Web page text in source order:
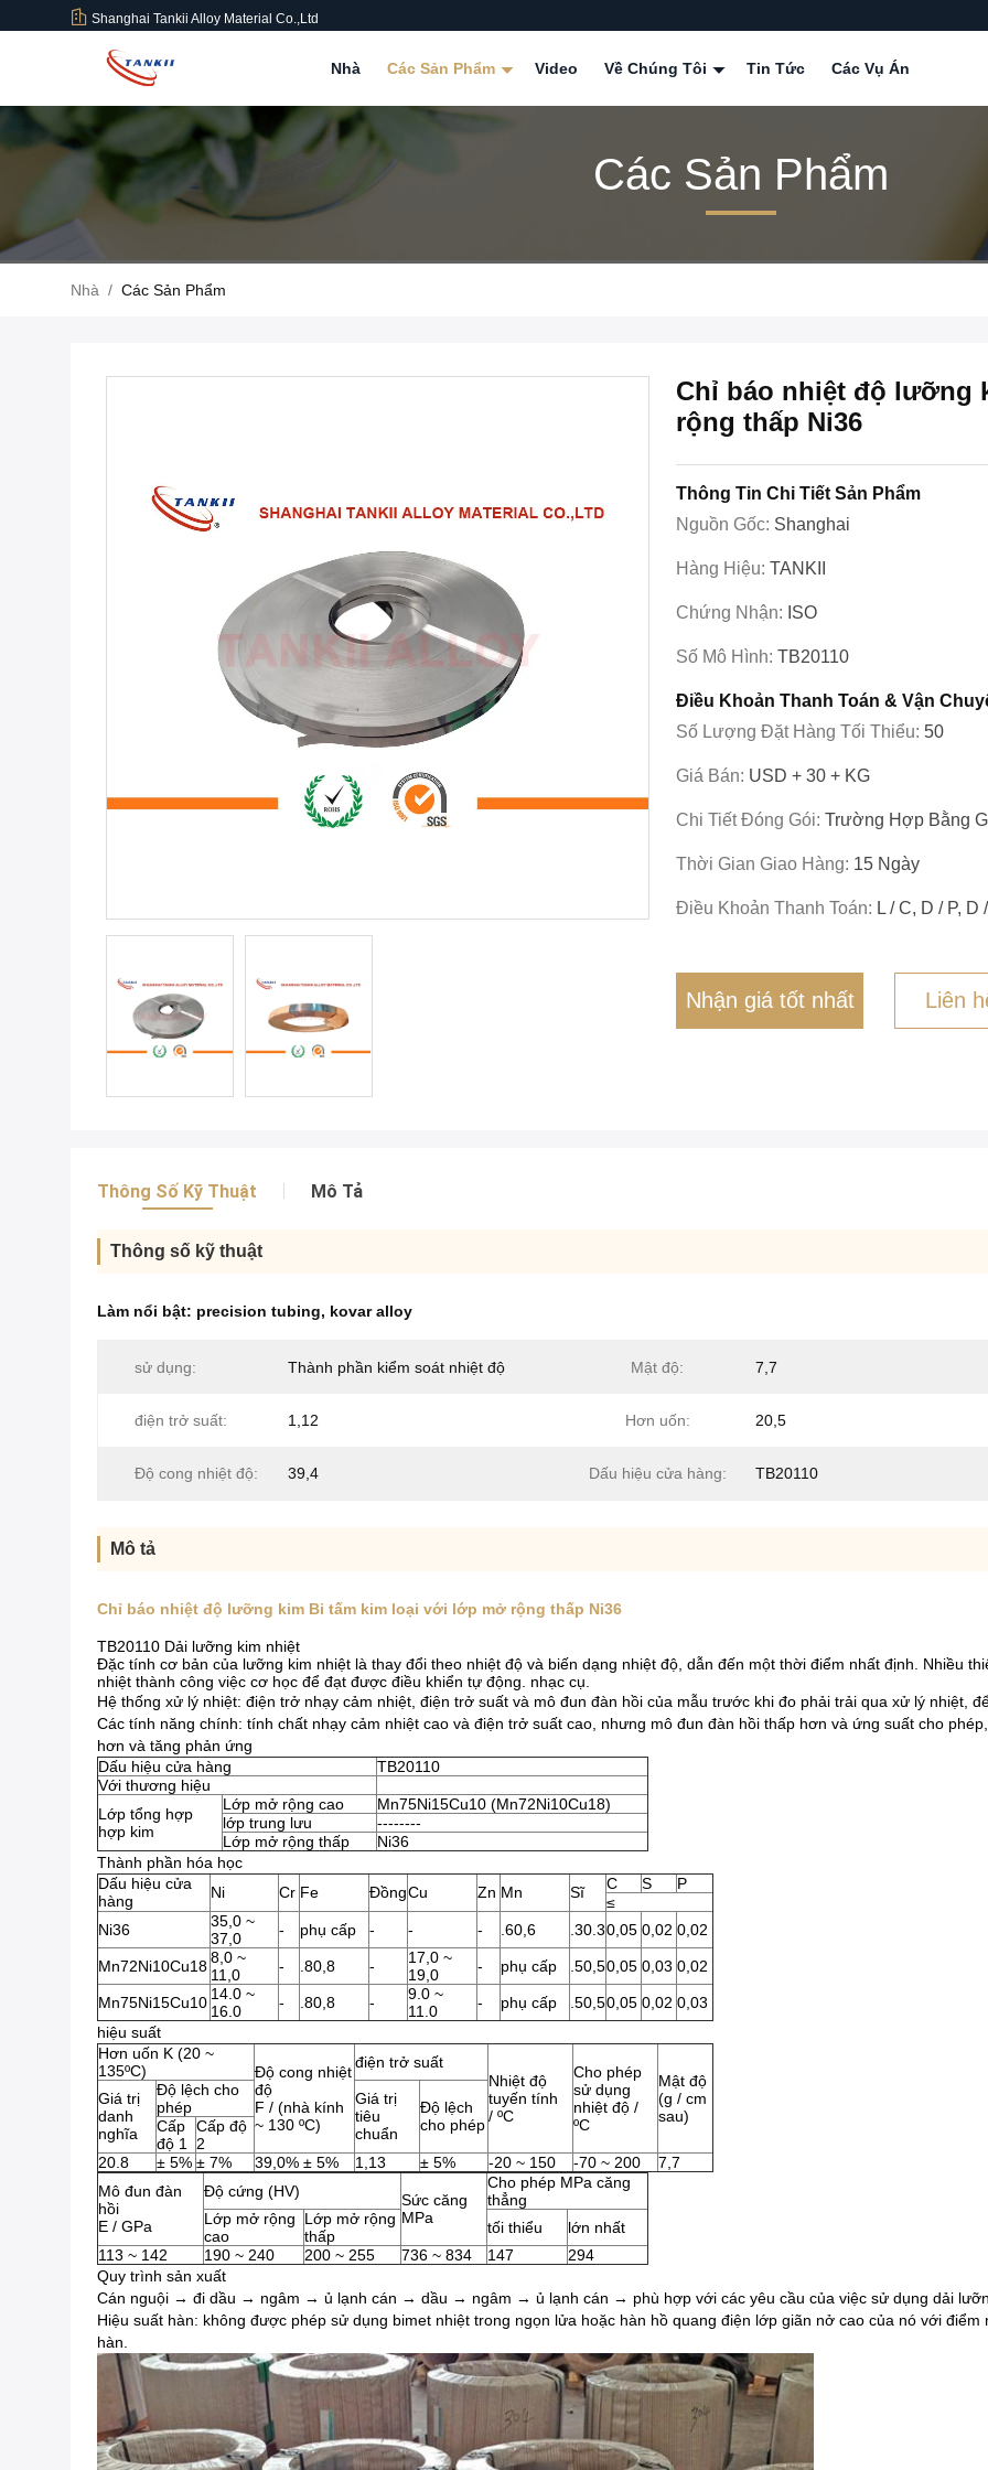
Shanghai Tankii Alloy Material Co.,Ltd
Nhà Các Sản Phẩm Video Về Chúng Tôi Tin Tức Các Vụ Án
Các Sản Phẩm
Nhà / Các Sản Phẩm
Chỉ báo nhiệt độ lưỡng
rộng thấp Ni36
Thông Tin Chi Tiết Sản Phẩm
Nguồn Gốc: Shanghai
Hàng Hiệu: TANKII
Chứng Nhận: ISO
Số Mô Hình: TB20110
Điều Khoản Thanh Toán & Vận
Số Lượng Đặt Hàng Tối Thiểu: 50
Giá Bán: USD + 30 + KG
Chi Tiết Đóng Gói: Trường Hợp Bằng
Thời Gian Giao Hàng: 15 Ngày
Điều Khoản Thanh Toán: L / C, D / P, D
Nhận giá tốt nhất Liên
Thông Số Kỹ Thuật Mô Tả
Thông số kỹ thuật
Làm nổi bật: precision tubing, kovar alloy
sử dụng: Thành phần kiểm soát nhiệt độ Mật độ: 7,7
điện trở suất: 1,12 Hơn uốn: 20,5
Độ cong nhiệt độ: 39,4 Dấu hiệu cửa hàng: TB20110
Mô tả
Chỉ báo nhiệt độ lưỡng kim Bi tấm kim loại với lớp mở rộng thấp Ni36
TB20110 Dải lưỡng kim nhiệt
Đặc tính cơ bản của lưỡng kim nhiệt là thay đổi theo nhiệt độ và biến dạng nhiệt độ, dẫn đến một thời điểm nhất định. Nhiều
nhiệt thành công việc cơ học để đạt được điều khiển tự động. nhạc cụ.
Hệ thống xử lý nhiệt: điện trở nhạy cảm nhiệt, điện trở suất và mô đun đàn hồi của mẫu trước khi đo phải trải qua xử lý nhiệt,
Các tính năng chính: tính chất nhạy cảm nhiệt cao và điện trở suất cao, nhưng mô đun đàn hồi thấp hơn và ứng suất cho
hơn và tăng phản ứng
Dấu hiệu cửa hàng
TB20110
Với thương hiệu
Lớp tổng hợp
hợp kim
Lớp mở rộng cao
Mn75Ni15Cu10 (Mn72Ni10Cu18)
lớp trung lưu
--------
Lớp mở rộng thấp
Ni36
Thành phần hóa học
Dấu hiệu cửa
hàng
Ni Cr Fe ĐồngCu Zn Mn Sĩ C S
P
≤
Ni36
35,0 ~
37,0
- phụ cấp - - - .60,6 .30.30,05 0,02 0,02
Mn72Ni10Cu188,0 ~
11,0
- .80,8 -
17,0 ~
19,0
- phụ cấp .50,50,05 0,03 0,02
Mn75Ni15Cu10 14.0 ~
16.0
- .80,8 -
9.0 ~
11.0
- phụ cấp .50,50,05 0,02 0,03
hiệu suất
Hơn uốn K (20 ~
135ºC)
Độ cong nhiệt
độ
F / (nhà kính
~ 130 ºC)
điện trở suất
Nhiệt độ
tuyến tính
/ ºC
Cho phép
sử dụng
nhiệt độ /
ºC
Mật độ
(g / cm
sau)
Giá trị
danh
nghĩa
Độ lệch cho
phép
Giá trị
tiêu
chuẩn
Độ lệch
cho phép
Cấp
độ 1
Cấp độ
2
20.8
± 5% ± 7% 39,0% ± 5% 1,13 ± 5% -20 ~ 150 -70 ~ 200
7,7
Mô đun đàn
hồi
E / GPa
Độ cứng (HV)
Sức căng
MPa
Cho phép MPa căng
thẳng
Lớp mở rộng
cao
Lớp mở rộng
thấp
tối thiểu
lớn nhất
113 ~ 142
190 ~ 240 200 ~ 255 736 ~ 834 147
294
Quy trình sản xuất
Cán nguội → đi dầu → ngâm → ủ lạnh cán → dầu → ngâm → ủ lạnh cán → phù hợp với các yêu cầu của việc sử dụng dải
Hiệu suất hàn: không được phép sử dụng bimet nhiệt trong ngọn lửa hoặc hàn hồ quang điện lớp giãn nở cao của nó với
hàn.